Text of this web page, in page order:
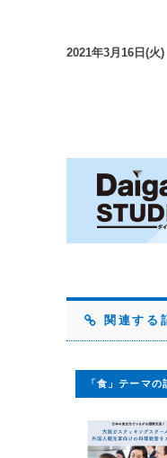
2021年3月16日(火)
関連する
「食」テーマの